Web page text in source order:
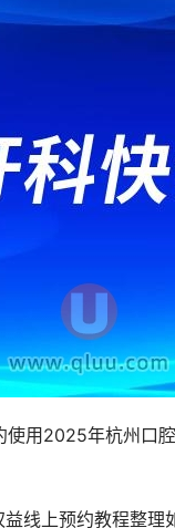
用2025年杭州口
线上预约教程整理